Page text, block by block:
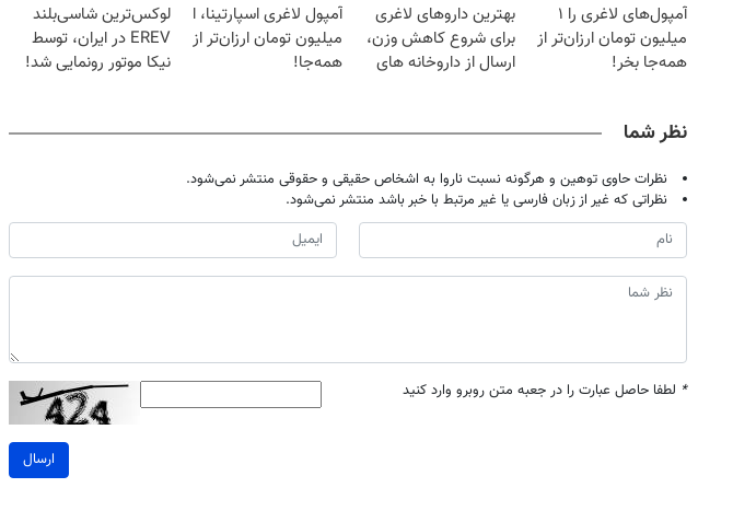
آمپول‌های لاغری را ۱
میلیون تومان ارزان‌تر از
همه‌جا بخر!
بهترین داروهای لاغری
برای شروع کاهش وزن،
ارسال از داروخانه های
آمپول لاغری اسپارتینا، ا
میلیون تومان ارزان‌تر از
همه‌جا!
لوکس‌ترین شاسی‌بلند
EREV در ایران، توسط
نیکا موتور رونمایی شد!
نظر شما
نظرات حاوی توهین و هرگونه نسبت ناروا به اشخاص حقیقی و حقوقی منتشر نمی‌شود.
نظراتی که غیر از زبان فارسی یا غیر مرتبط با خبر باشد منتشر نمی‌شود.
* لطفا حاصل عبارت را در جعبه متن روبرو وارد کنید
ارسال